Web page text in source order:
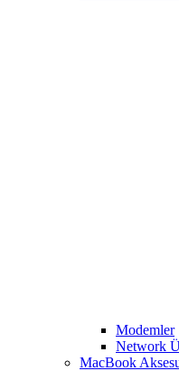
Modemler
Network
MacBook